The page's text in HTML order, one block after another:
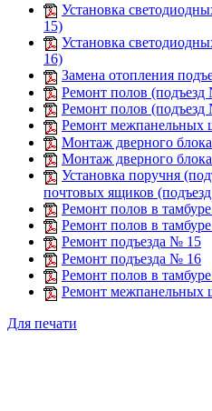
Установка
15)
Установка
16)
Замена отопления
Ремонт полов
Ремонт полов
Ремонт межпанельных
Монтаж дверного
Монтаж дверного
Установка поручня
почтовых ящиков
Ремонт полов в
Ремонт полов в
Ремонт подъезда № 15
Ремонт подъезда № 16
Ремонт полов в
Ремонт межпанельных
Для печати